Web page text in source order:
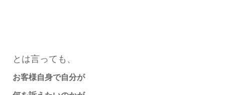
とは言っても、
お客様自身で自分が